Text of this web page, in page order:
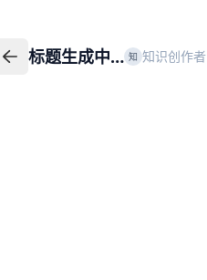
标题生成中…
返回我的知识
标题生成中… 知 知识创作者